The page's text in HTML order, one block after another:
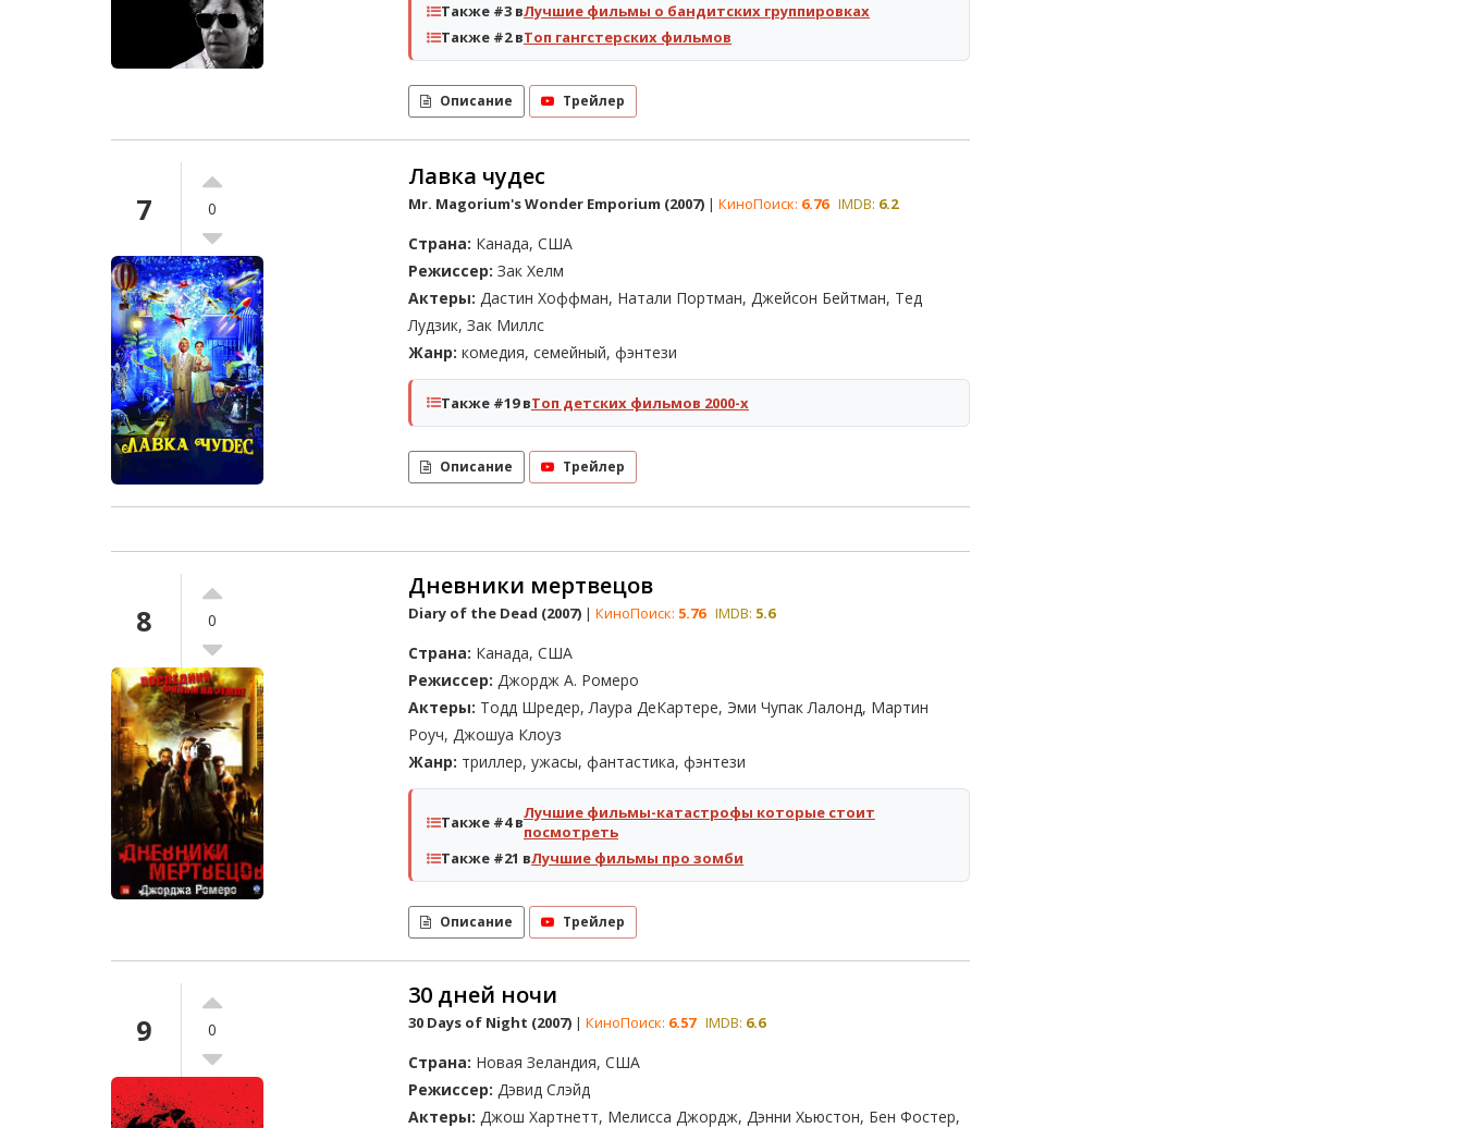
Также #3 вЛучшие фильмы о бандитских группировках
Также #2 вТоп гангстерских фильмов
Описание Трейлер
7 0
Лавка чудес
Mr. Magorium's Wonder Emporium (2007)| КиноПоиск: 6.76 IMDB: 6.2
Страна: Канада, США
Режиссер: Зак Хелм
Актеры: Дастин Хоффман, Натали Портман, Джейсон Бейтман, Тед
Лудзик, Зак Миллс
Жанр: комедия, семейный, фэнтези
Также #19 вТоп детских фильмов 2000-х
Описание Трейлер
8 0
Дневники мертвецов
Diary of the Dead (2007)| КиноПоиск: 5.76 IMDB: 5.6
Страна: Канада, США
Режиссер: Джордж А. Ромеро
Актеры: Тодд Шредер, Лаура ДеКартере, Эми Чупак Лалонд, Мартин
Роуч, Джошуа Клоуз
Жанр: триллер, ужасы, фантастика, фэнтези
Также #4 вЛучшие фильмы-катастрофы которые стоит
посмотреть
Также #21 вЛучшие фильмы про зомби
Описание Трейлер
9 0
30 дней ночи
30 Days of Night (2007)| КиноПоиск: 6.57 IMDB: 6.6
Страна: Новая Зеландия, США
Режиссер: Дэвид Слэйд
Актеры: Джош Хартнетт, Мелисса Джордж, Дэнни Хьюстон, Бен Фостер,